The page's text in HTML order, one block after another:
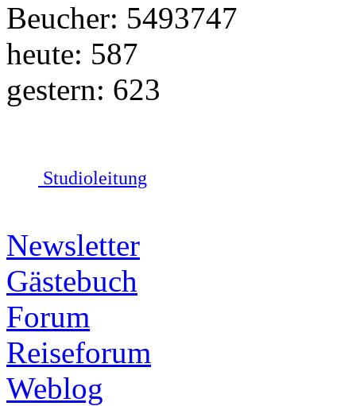
Beucher: 5493747
heute: 587
gestern: 623
Studioleitung
Newsletter
Gästebuch
Forum
Reiseforum
Weblog